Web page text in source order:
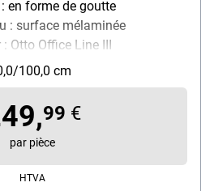
en forme de goutte
: surface mélaminée
Otto Office Line III
100,0 cm
99 €
par pièce
HTVA